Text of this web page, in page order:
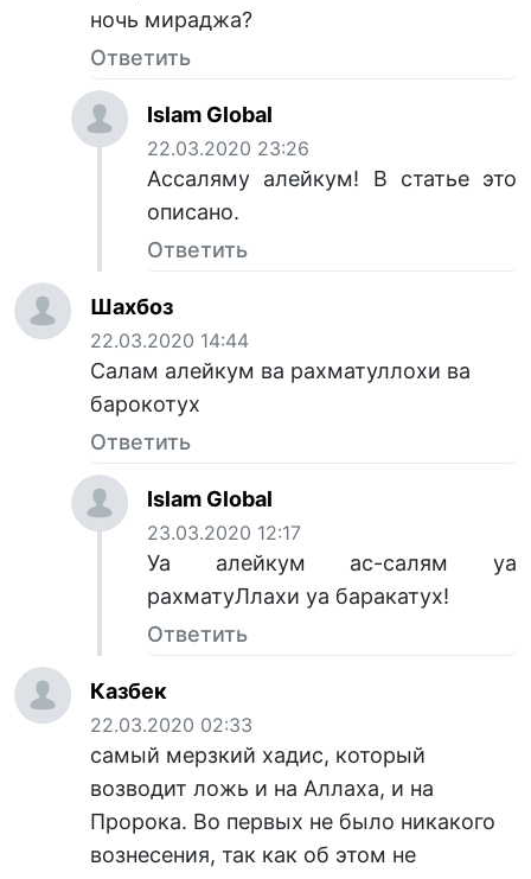
ночь мираджа?
Ответить
Islam Global
22.03.2020 23:26
Ассаляму алейкум! В статье это
описано.
Ответить
Шахбоз
22.03.2020 14:44
Салам алейкум ва рахматуллохи ва
барокотух
Ответить
Islam Global
23.03.2020 12:17
Уа алейкум ас-салям уа
рахматуЛлахи уа баракатух!
Ответить
Казбек
22.03.2020 02:33
самый мерзкий хадис, который
возводит ложь и на Аллаха, и на
Пророка. Во первых не было никакого
вознесения, так как об этом не